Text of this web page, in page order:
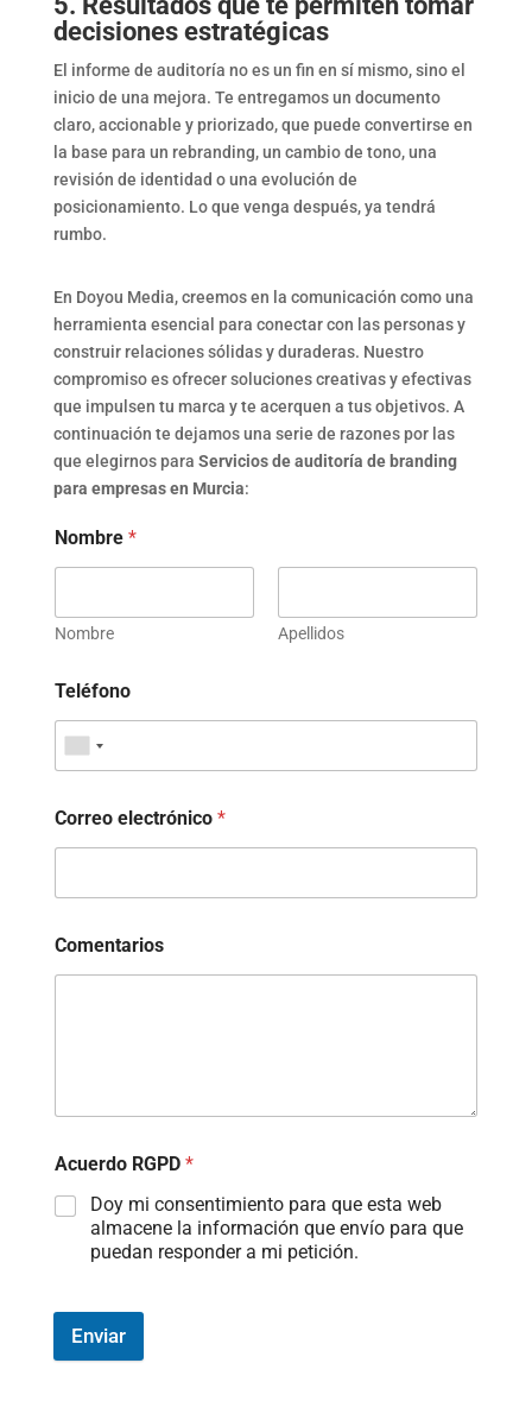
decisiones estratégicas
El informe de auditoría no es un fin en sí mismo, sino el
inicio de una mejora. Te entregamos un documento
claro, accionable y priorizado, que puede convertirse en
la base para un rebranding, un cambio de tono, una
revisión de identidad o una evolución de
posicionamiento. Lo que venga después, ya tendrá
rumbo.
En Doyou Media, creemos en la comunicación como una
herramienta esencial para conectar con las personas y
construir relaciones sólidas y duraderas. Nuestro
compromiso es ofrecer soluciones creativas y efectivas
que impulsen tu marca y te acerquen a tus objetivos. A
continuación te dejamos una serie de razones por las
que elegirnos para Servicios de auditoría de branding
para empresas en Murcia:
Nombre *
Nombre Apellidos
Teléfono
Correo electrónico *
Comentarios
Acuerdo RGPD *
Doy mi consentimiento para que esta web
almacene la información que envío para que
puedan responder a mi petición.
Enviar